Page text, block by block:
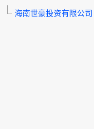
海南世豪投资有限公司